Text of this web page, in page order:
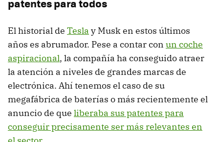
patentes para todos
El historial de Tesla y Musk en estos últimos
años es abrumador. Pese a contar con un coche
aspiracional, la compañía ha conseguido atraer
la atención a niveles de grandes marcas de
electrónica. Ahí tenemos el caso de su
megafábrica de baterías o más recientemente el
anuncio de que liberaba sus patentes para
conseguir precisamente ser más relevantes en